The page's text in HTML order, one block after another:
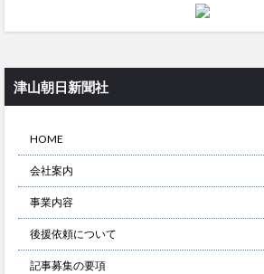
津山朝日新聞社
HOME
会社案内
事業内容
後援依頼について
記事募集の要項